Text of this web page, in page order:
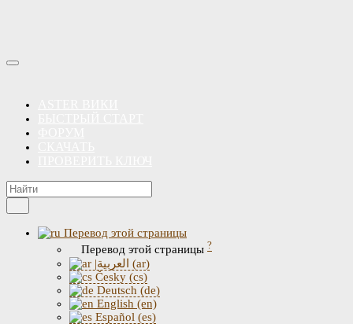
Перевод этой страницы
Перевод этой страницы ?
|العربية (ar)
Česky (cs)
Deutsch (de)
English (en)
Español (es)